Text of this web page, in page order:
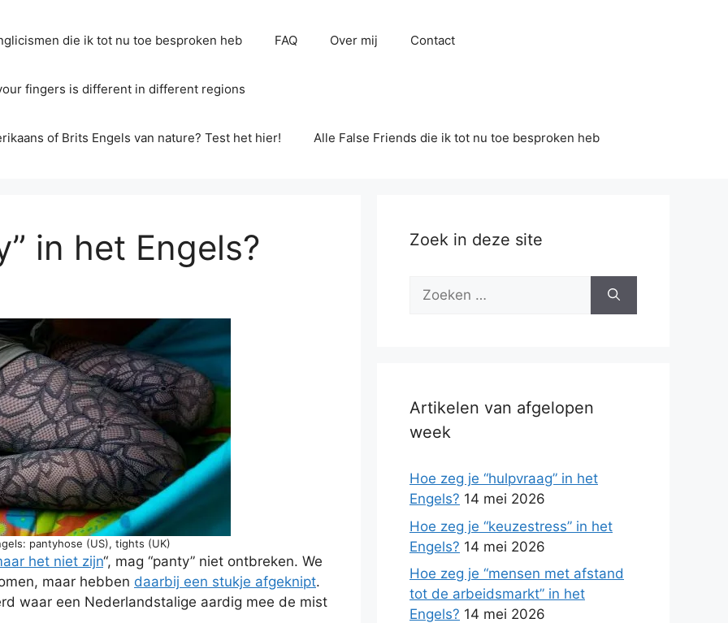
die ik tot nu toe besproken heb FAQ Over mij Contact
fingers is different in different regions
of Brits Engels van nature? Test het hier! Alle False Friends die ik tot nu toe besproken heb
in het Engels?
pantyhose (US), tights (UK)
het niet zijn“, mag “panty” niet ontbreken. We
maar hebben daarbij een stukje afgeknipt.
waar een Nederlandstalige aardig mee de mist
Zoek in deze site
Zoek
Artikelen van afgelopen
week
Hoe zeg je “hulpvraag” in het
Engels? 14 mei 2026
Hoe zeg je “keuzestress” in het
Engels? 14 mei 2026
Hoe zeg je “mensen met afstand
tot de arbeidsmarkt” in het
Engels? 14 mei 2026